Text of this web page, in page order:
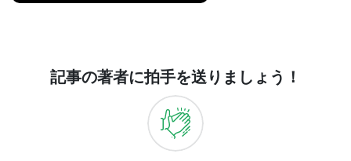
記事の著者に拍手を送りましょう！